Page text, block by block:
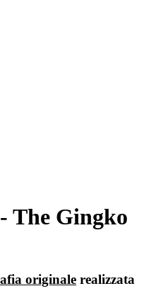
The Gingko
originale realizzata